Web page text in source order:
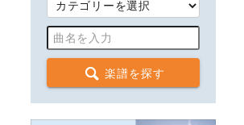
楽譜を探す